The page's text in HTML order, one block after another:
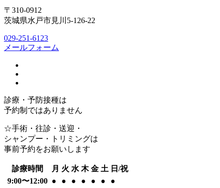
〒310-0912
茨城県水戸市見川5-126-22
029-251-6123
メールフォーム
診療・予防接種は
予約制ではありません
☆手術・往診・送迎・
シャンプー・トリミングは
事前予約をお願いします
診療時間 月 火 水 木 金 土 日/祝
9:00〜12:00 ● ● ● ● ● ●
●